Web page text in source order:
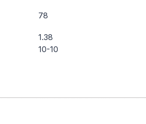
78
1.38
10-10